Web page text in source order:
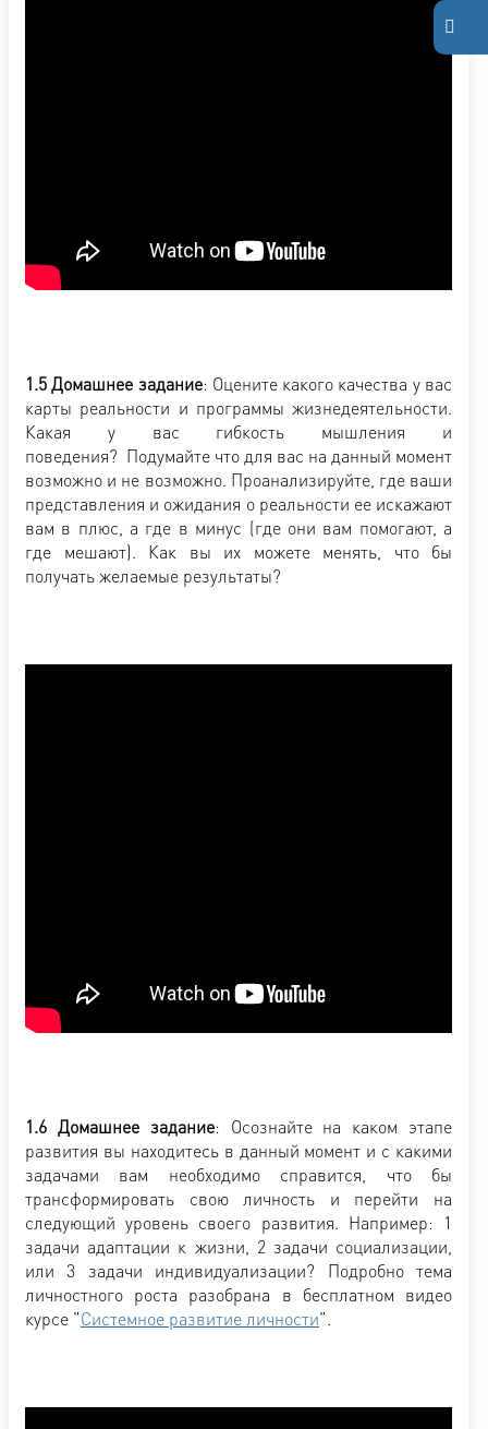
1.5 Домашнее задание: Оцените какого качества у вас
карты реальности и программы жизнедеятельности.
Какая у вас гибкость мышления и
поведения? Подумайте что для вас на данный момент
возможно и не возможно. Проанализируйте, где ваши
представления и ожидания о реальности ее искажают
вам в плюс, а где в минус (где они вам помогают, а
где мешают). Как вы их можете менять, что бы
получать желаемые результаты?
1.6 Домашнее задание: Осознайте на каком этапе
развития вы находитесь в данный момент и с какими
задачами вам необходимо справится, что бы
трансформировать свою личность и перейти на
следующий уровень своего развития. Например: 1
задачи адаптации к жизни, 2 задачи социализации,
или 3 задачи индивидуализации? Подробно тема
личностного роста разобрана в бесплатном видео
курсе "Системное развитие личности".